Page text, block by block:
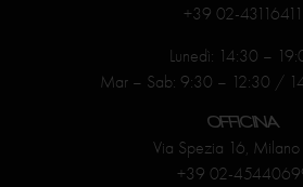
+39 02-43116411
Lunedì: 14:30 –
Mar – Sab: 9:30 – 12:30 /
OFFICINA
Via Spezia 16,
+39 02-